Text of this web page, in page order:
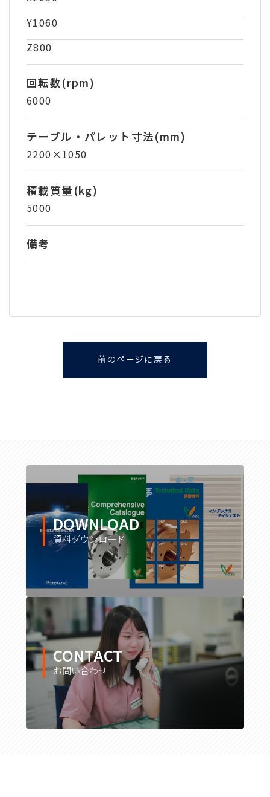
Y1060
Z800
回転数(rpm)
6000
テーブル・パレット寸法(mm)
2200×1050
積載質量(kg)
5000
備考
前のページに戻る
DOWNLOAD
資料ダウンロード
CONTACT
お問い合わせ